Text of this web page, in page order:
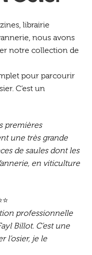
librairie
nous avons
notre collection de
pour parcourir
C’est un
premières
une très grande
de saules dont les
en viticulture
professionnelle
Billot. C’est une
l’osier, je le